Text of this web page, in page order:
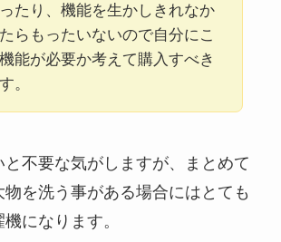
たり、機能を生かしきれなか
らもったいないので自分にこ
能が必要か考えて購入すべき
。
不要な気がしますが、まとめて
を洗う事がある場合にはとても
になります。